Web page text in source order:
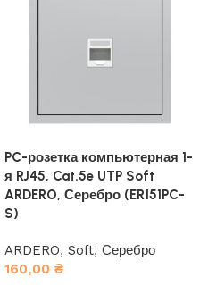
PC-розетка компьютерная 1-
я RJ45, Cat.5e UTP Soft
ARDERO, Серебро (ER151PC-
S)
ARDERO, Soft, Серебро
160,00 ₴